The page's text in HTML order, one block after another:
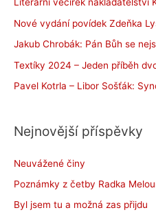
Literární večírek nakladatelství
Nové vydání povídek Zdeňka
Jakub Chrobák: Pán Bůh se
Textíky 2024 – Jeden příběh
Pavel Kotrla – Libor Sošťák:
Nejnovější příspěvky
Neuvážené činy
Poznámky z četby Radka
Byl jsem tu a možná zas přijdu